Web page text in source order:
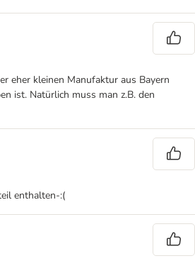
eher kleinen Manufaktur aus Bayern
ist. Natürlich muss man z.B. den
enthalten-:(